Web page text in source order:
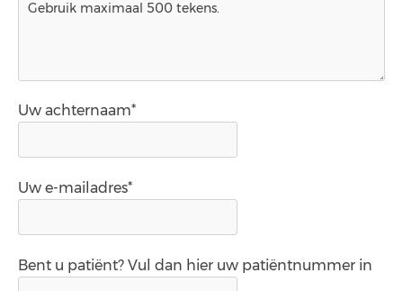
Uw achternaam*
Uw e-mailadres*
Bent u patiënt? Vul dan hier uw patiëntnummer in